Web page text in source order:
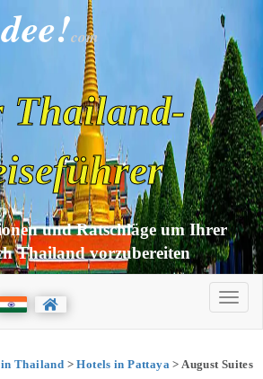
com
Thailand-
und Ratschläge um Ihrer
Thailand vorzubereiten
Thailand >Hotels in Pattaya > August Suites